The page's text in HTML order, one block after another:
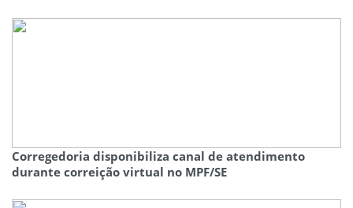
Corregedoria disponibiliza canal de atendimento
durante correição virtual no MPF/SE